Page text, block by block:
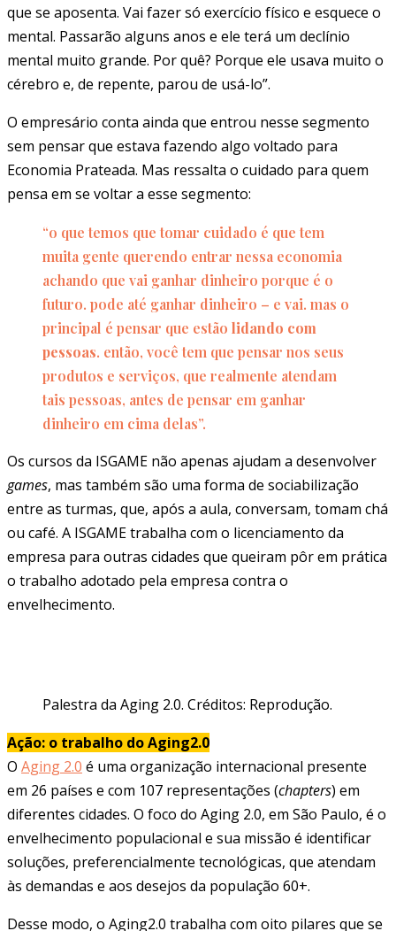
que se aposenta. Vai fazer só exercício físico e esquece o
mental. Passarão alguns anos e ele terá um declínio
mental muito grande. Por quê? Porque ele usava muito o
cérebro e, de repente, parou de usá-lo”.
O empresário conta ainda que entrou nesse segmento
sem pensar que estava fazendo algo voltado para
Economia Prateada. Mas ressalta o cuidado para quem
pensa em se voltar a esse segmento:
“o que temos que tomar cuidado é que tem
muita gente querendo entrar nessa economia
achando que vai ganhar dinheiro porque é o
futuro. pode até ganhar dinheiro – e vai. mas o
principal é pensar que estão lidando com
pessoas. então, você tem que pensar nos seus
produtos e serviços, que realmente atendam
tais pessoas, antes de pensar em ganhar
dinheiro em cima delas”.
Os cursos da ISGAME não apenas ajudam a desenvolver
games, mas também são uma forma de sociabilização
entre as turmas, que, após a aula, conversam, tomam chá
ou café. A ISGAME trabalha com o licenciamento da
empresa para outras cidades que queiram pôr em prática
o trabalho adotado pela empresa contra o
envelhecimento.
Palestra da Aging 2.0. Créditos: Reprodução.
Ação: o trabalho do Aging2.0
O Aging 2.0 é uma organização internacional presente
em 26 países e com 107 representações (chapters) em
diferentes cidades. O foco do Aging 2.0, em São Paulo, é o
envelhecimento populacional e sua missão é identificar
soluções, preferencialmente tecnológicas, que atendam
às demandas e aos desejos da população 60+.
Desse modo, o Aging2.0 trabalha com oito pilares que se